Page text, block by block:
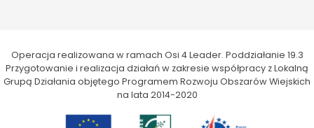
Operacja realizowana w ramach Osi 4 Leader. Poddziałanie 19.3
Przygotowanie i realizacja działań w zakresie współpracy z Lokalną
Grupą Działania objętego Programem Rozwoju Obszarów Wiejskich
na lata 2014-2020